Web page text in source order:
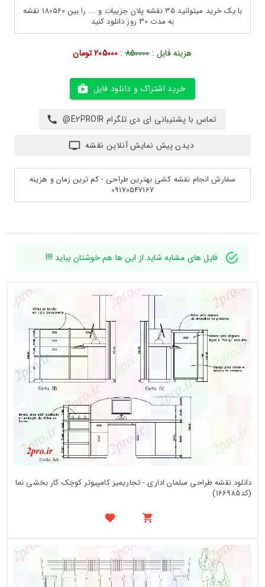
با یک خرید میتوانید 35 نقشه پلان جزییات و ... را بین 180560 نقشه
به مدت 30 روز دانلود کنید
هزینه فایل :850000
: 205000 تومان
خرید اشتراک و دانلود فایل
تماس با پشتیبانی ای دی تلگرام E2PROIR@
دیدن پیش نمایش آنلاین نقشه
سفارش انجام نقشه کشی بهترین طراحی - کم ترین زمان و هزینه
09170547167
فایل های مشابه شاید از این ها هم خوشتان بیاید !!!!
دانلود نقشه طراحی مبلمان اداری - تجاریمیز کامپیوتر کوچک کار بخشی نما
(کد166985)